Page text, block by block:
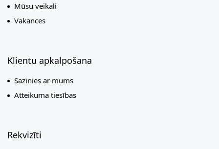
Mūsu veikali
Vakances
Klientu apkalpošana
Sazinies ar mums
Atteikuma tiesības
Rekvizīti